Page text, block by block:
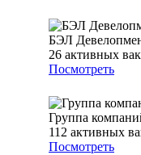
БЭЛ
26 активных
Посмотреть
Группа
112 активных
Посмотреть